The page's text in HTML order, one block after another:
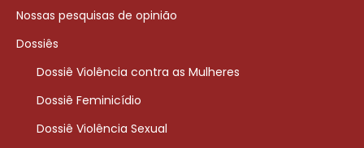
Nossas pesquisas de opinião
Dossiês
Dossiê Violência contra as Mulheres
Dossiê Feminicídio
Dossiê Violência Sexual